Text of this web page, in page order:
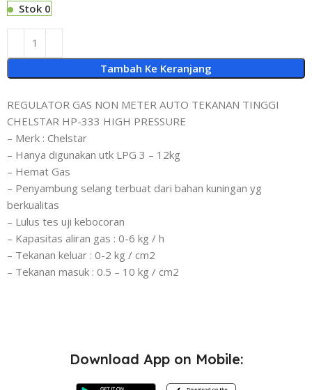
Stok 0
Tambah Ke Keranjang
REGULATOR GAS NON METER AUTO TEKANAN TINGGI
CHELSTAR HP-333 HIGH PRESSURE
– Merk : Chelstar
– Hanya digunakan utk LPG 3 – 12kg
– Hemat Gas
– Penyambung selang terbuat dari bahan kuningan yg
berkualitas
– Lulus tes uji kebocoran
– Kapasitas aliran gas : 0-6 kg / h
– Tekanan keluar : 0-2 kg / cm2
– Tekanan masuk : 0.5 – 10 kg / cm2
Download App on Mobile: